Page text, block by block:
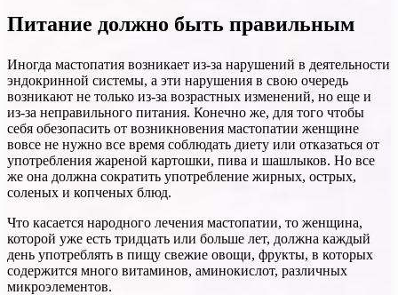
Питание должно быть правильным
Иногда мастопатия возникает из-за нарушений в деятельности
эндокринной системы, а эти нарушения в свою очередь
возникают не только из-за возрастных изменений, но еще и
из-за неправильного питания. Конечно же, для того чтобы
себя обезопасить от возникновения мастопатии женщине
вовсе не нужно все время соблюдать диету или отказаться от
употребления жареной картошки, пива и шашлыков. Но все
же она должна сократить употребление жирных, острых,
соленых и копченых блюд.
Что касается народного лечения мастопатии, то женщина,
которой уже есть тридцать или больше лет, должна каждый
день употреблять в пищу свежие овощи, фрукты, в которых
содержится много витаминов, аминокислот, различных
микроэлементов.